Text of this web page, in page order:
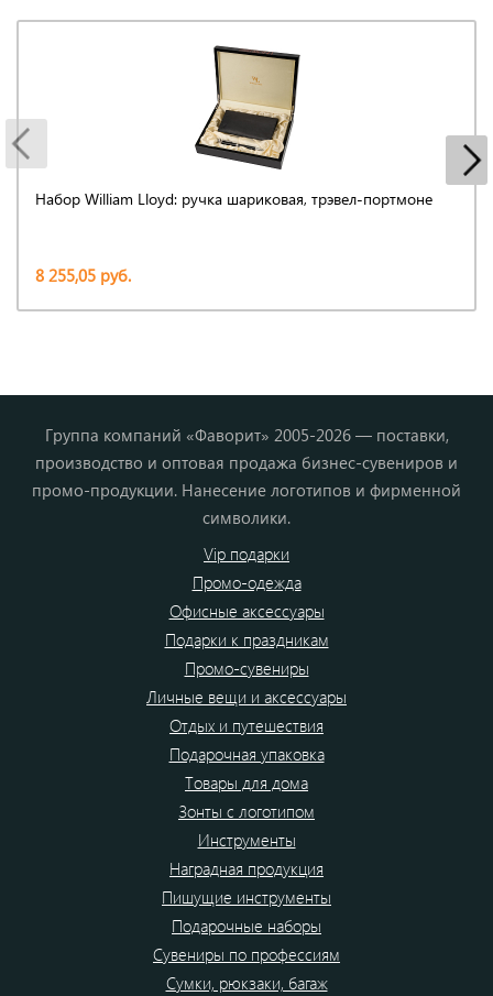
Набор William Lloyd: ручка шариковая, трэвел-портмоне
8 255,05 руб.
Группа компаний «Фаворит» 2005-2026 — поставки,
производство и оптовая продажа бизнес-сувениров и
промо-продукции. Нанесение логотипов и фирменной
символики.
Vip подарки
Промо-одежда
Офисные аксессуары
Подарки к праздникам
Промо-сувениры
Личные вещи и аксессуары
Отдых и путешествия
Подарочная упаковка
Товары для дома
Зонты с логотипом
Инструменты
Наградная продукция
Пишущие инструменты
Подарочные наборы
Сувениры по профессиям
Сумки, рюкзаки, багаж